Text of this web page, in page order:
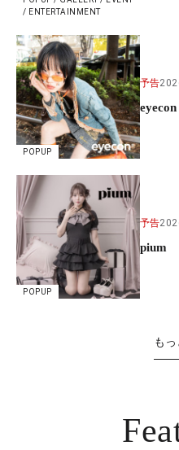
/ ENTERTAINMENT
POPUP
予告
POPUP
予告
pium
も